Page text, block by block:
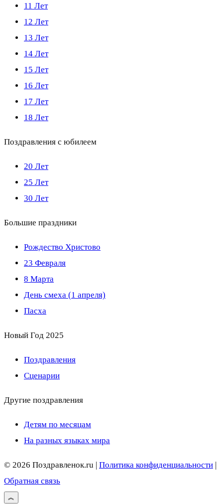
11 Лет
12 Лет
13 Лет
14 Лет
15 Лет
16 Лет
17 Лет
18 Лет
Поздравления с юбилеем
20 Лет
25 Лет
30 Лет
Большие праздники
Рождество Христово
23 Февраля
8 Марта
День смеха (1 апреля)
Пасха
Новый Год 2025
Поздравления
Сценарии
Другие поздравления
Детям по месяцам
На разных языках мира
© 2026 Поздравленок.ru | Политика конфиденциальности |
Обратная связь